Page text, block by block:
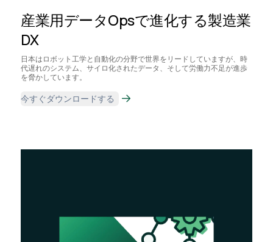
産業用データOpsで進化する製造業
DX
日本はロボット工学と自動化の分野で世界をリードしていますが、時
代遅れのシステム、サイロ化されたデータ、そして労働力不足が進歩
を脅かしています。
今すぐダウンロードする